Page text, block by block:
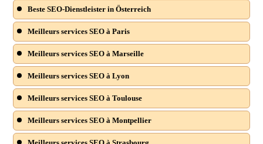
Beste SEO-Dienstleister in Österreich
Meilleurs services SEO à Paris
Meilleurs services SEO à Marseille
Meilleurs services SEO à Lyon
Meilleurs services SEO à Toulouse
Meilleurs services SEO à Montpellier